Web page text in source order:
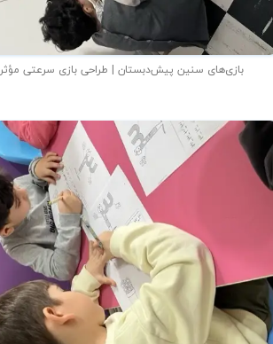
بازی‌های سنین پیش‌دبستان | طراحی بازی سرعتی مؤثر